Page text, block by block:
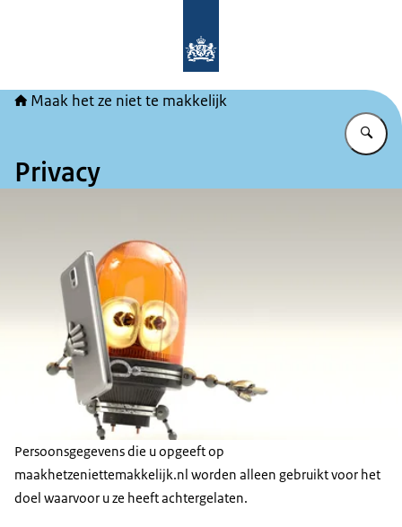
Maak het ze niet te makkelijk
Privacy
Persoonsgegevens die u opgeeft op
maakhetzeniettemakkelijk.nl worden alleen gebruikt voor het
doel waarvoor u ze heeft achtergelaten.